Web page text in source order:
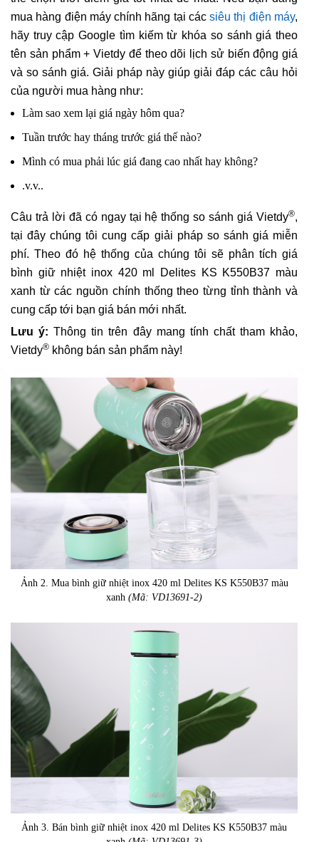
mua hàng điện máy chính hãng tại cácsiêu thị điện máy,
hãy truy cập Google tìm kiếm từ khóa so sánh giá theo
tên sản phẩm + Vietdy để theo dõi lịch sử biến động giá
và so sánh giá. Giải pháp này giúp giải đáp các câu hỏi
của người mua hàng như:
Làm sao xem lại giá ngày hôm qua?
Tuần trước hay tháng trước giá thế nào?
Mình có mua phải lúc giá đang cao nhất hay không?
.v.v..
Câu trả lời đã có ngay tại hệ thống so sánh giá Vietdy®,
tại đây chúng tôi cung cấp giải pháp so sánh giá miễn
phí. Theo đó hệ thống của chúng tôi sẽ phân tích giá
bình giữ nhiệt inox 420 ml Delites KS K550B37 màu
xanh từ các nguồn chính thống theo từng tỉnh thành và
cung cấp tới bạn giá bán mới nhất.
Lưu ý: Thông tin trên đây mang tính chất tham khảo,
Vietdy® không bán sản phẩm này!
Ảnh 2. Mua bình giữ nhiệt inox 420 ml Delites KS K550B37 màu
xanh (Mã: VD13691-2)
Ảnh 3. Bán bình giữ nhiệt inox 420 ml Delites KS K550B37 màu